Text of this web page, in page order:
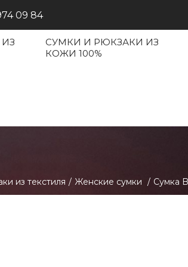
09 84
СУМКИ И РЮКЗАКИ ИЗ
КОЖИ 100%
из текстиля / Женские сумки / Сумка